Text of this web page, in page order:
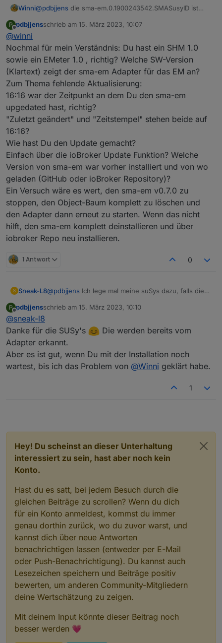
Winni@pdbjjens die sma-em.0.1900243542.SMASusyID ist
em.0.1900243542.psurpluscounter war gestern um
em.0.1900243542.pregardcounter. Normal aktualisiert
wird, wie bisher, sma-em.0.1900243542.pregard
Ich habe mal die Einstellungen der
Aktualisierungsintervalle wieder auf 1 bzw. 60 sec
geändert, es hat sich aber nichts geändert.
P
Offline
pdbjjensschrieb am 15. März 2023, 10:07
zuletzt editiert von
@winni
Nochmal für mein Verständnis: Du hast ein SHM 1.0
sowie ein EMeter 1.0 , richtig? Welche SW-Version
(Klartext) zeigt der sma-em Adapter für das EM an?
Zum Thema fehlende Aktualisierung:
16:16 war der Zeitpunkt an dem Du den sma-em
upgedated hast, richtig?
"Zuletzt geändert" und "Zeitstempel" stehen beide auf
16:16?
Wie hast Du den Update gemacht?
Einfach über die ioBroker Update Funktion? Welche
Version von sma-em war vorher installiert und von wo
geladen (GitHub oder ioBroker Repository)?
Ein Versuch wäre es wert, den sma-em v0.7.0 zu
stoppen, den Object-Baum komplett zu löschen und
den Adapter dann erneut zu starten. Wenn das nicht
hilft, den sma-em komplett deinstallieren und über
iobroker Repo neu installieren.
1 Antwort 0
S Sneak-L8@pdbjjens Ich lege mal meine suSys dazu, falls die
die neue Version nehme:
SunnyHomeManager: 372 (Version 2.11.5.R)
P
Offline
pdbjjensschrieb am 15. März 2023, 10:10
zuletzt editiert von
@sneak-l8
Danke für die SUSy's
Die werden bereits vom
Adapter erkannt.
Aber es ist gut, wenn Du mit der Installation noch
wartest, bis ich das Problem von @Winni geklärt habe.
1
Hey! Du scheinst an dieser Unterhaltung
interessiert zu sein, hast aber noch kein
Konto.
Hast du es satt, bei jedem Besuch durch die
gleichen Beiträge zu scrollen? Wenn du dich
für ein Konto anmeldest, kommst du immer
genau dorthin zurück, wo du zuvor warst, und
kannst dich über neue Antworten
benachrichtigen lassen (entweder per E-Mail
oder Push-Benachrichtigung). Du kannst auch
Lesezeichen speichern und Beiträge positiv
bewerten, um anderen Community-Mitgliedern
deine Wertschätzung zu zeigen.
Mit deinem Input könnte dieser Beitrag noch
besser werden 💗